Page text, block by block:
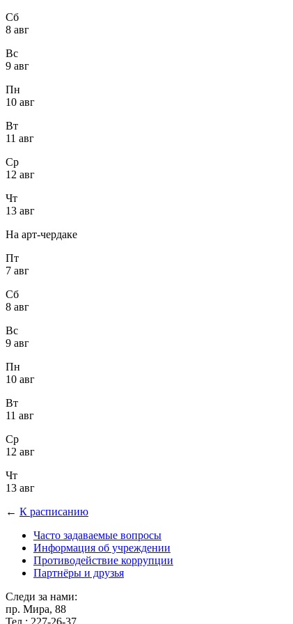
Сб
8 авг
Вс
9 авг
Пн
10 авг
Вт
11 авг
Ср
12 авг
Чт
13 авг
На арт-чердаке
Пт
7 авг
Сб
8 авг
Вс
9 авг
Пн
10 авг
Вт
11 авг
Ср
12 авг
Чт
13 авг
← К расписанию
Часто задаваемые вопросы
Информация об учреждении
Противодействие коррупции
Партнёры и друзья
Следи за нами:
пр. Мира, 88
Тел.: 227-26-37